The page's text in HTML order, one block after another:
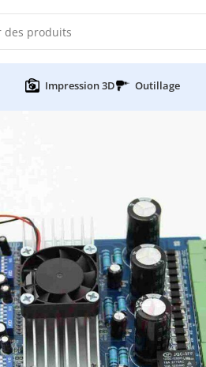
Impression 3D Outillage